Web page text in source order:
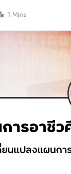
1 Mins